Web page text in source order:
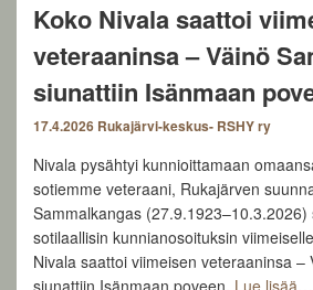
Koko Nivala saattoi
veteraaninsa – Väinö
siunattiin Isänmaan
17.4.2026 Rukajärvi-keskus- RSHY ry
Nivala pysähtyi kunnioittamaan
sotiemme veteraani, Rukajärven
Sammalkangas (27.9.1923–10.3.2026)
sotilaallisin kunnianosoituksin
Nivala saattoi viimeisen veteraaninsa –
siunattiin Isänmaan poveen. Lue lisää…